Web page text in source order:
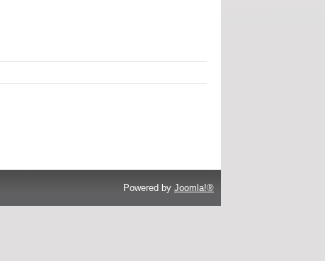
Powered by Joomla!®